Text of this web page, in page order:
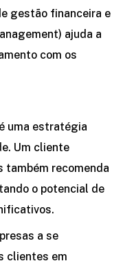
gestão financeira e
ajuda a
com os
uma estratégia
Um cliente
também recomenda
o potencial de
a se
clientes em